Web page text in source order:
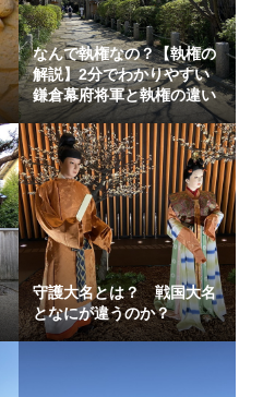
なんで執権なの？【執権の
解説】2分でわかりやすい
鎌倉幕府将軍と執権の違い
守護大名とは？ 戦国大名
となにが違うのか？